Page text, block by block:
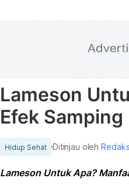
Lameson
Efek Samping
Hidup Sehat Ditinjau oleh
Lameson Untuk Apa?